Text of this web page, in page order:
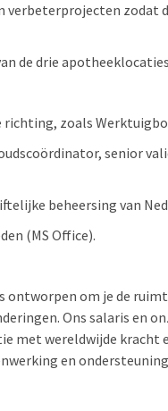
verbeterprojecten zodat
de drie
richting, zoals
senior
beheersing van
(MS Office).
om je de
Ons salaris en
met wereldwijde
en